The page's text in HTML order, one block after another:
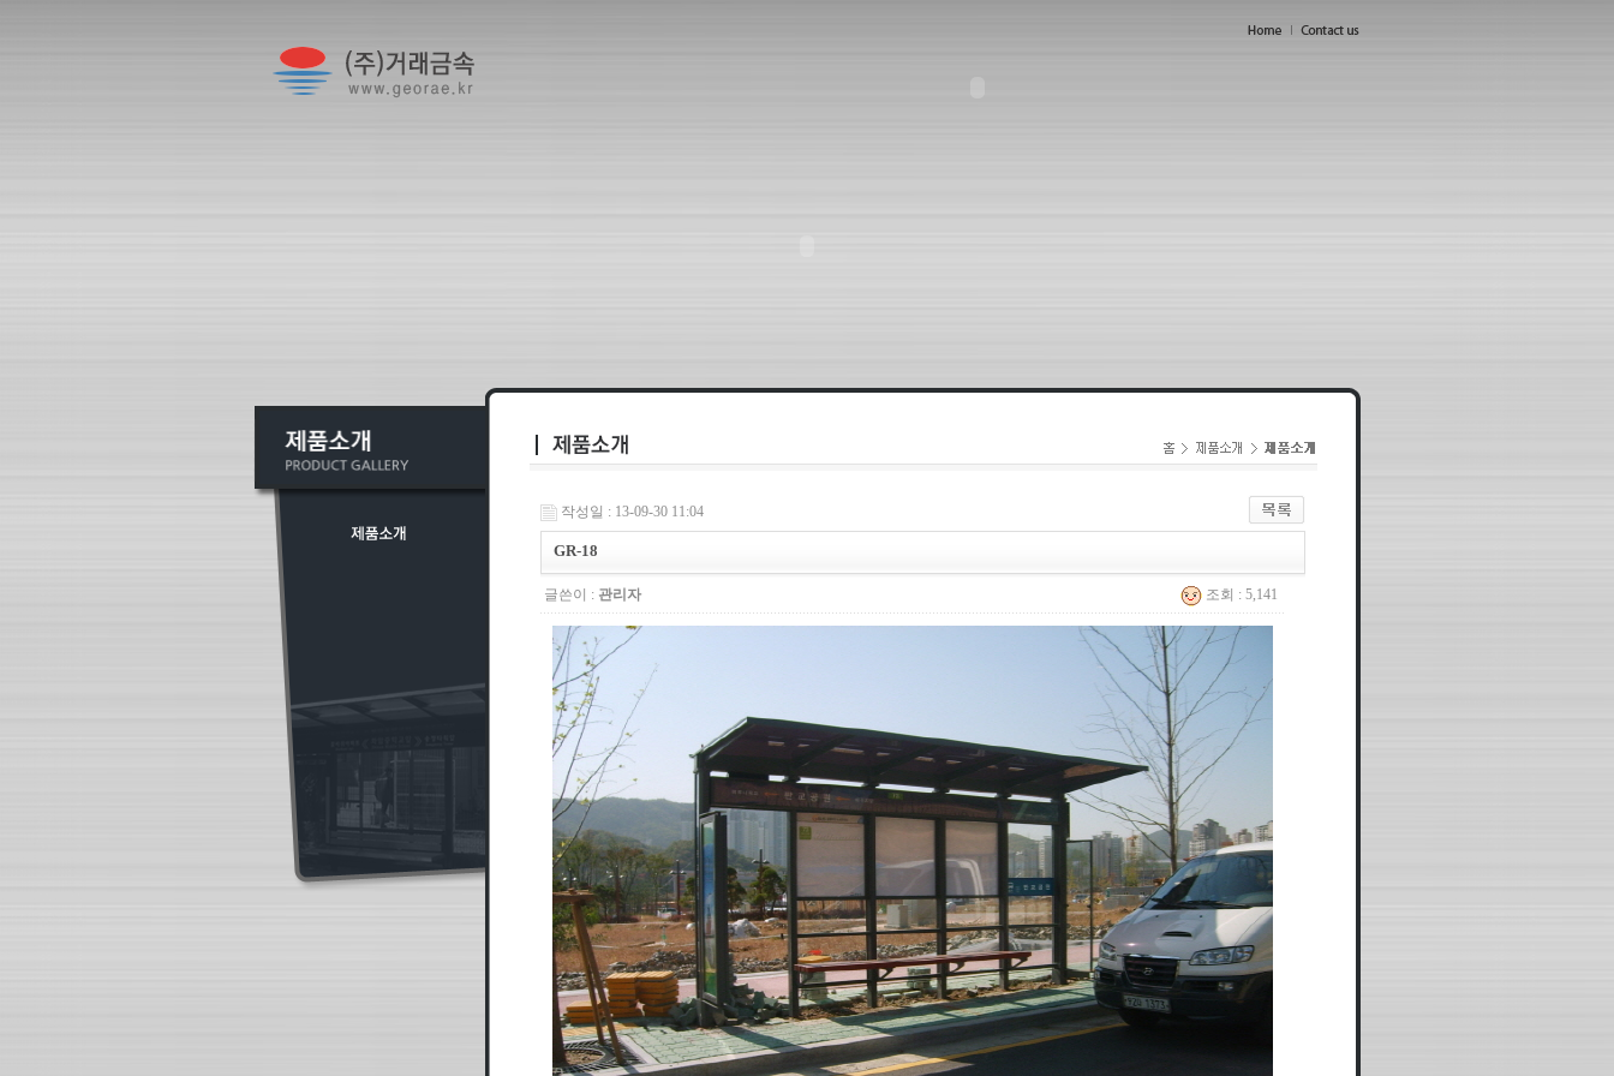
작성일 : 13-09-30 11:04
GR-18
글쓴이 : 관리자 조회 : 5,141